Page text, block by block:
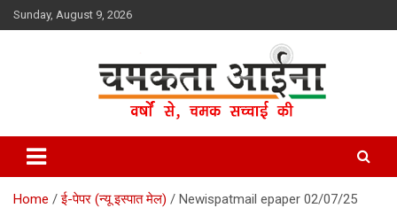
Skip
to
Sunday, August 9, 2026
Chamakta Aina
Home ई-पेपर (न्यू इस्पात मेल) Newispatmail epaper 02/07/25